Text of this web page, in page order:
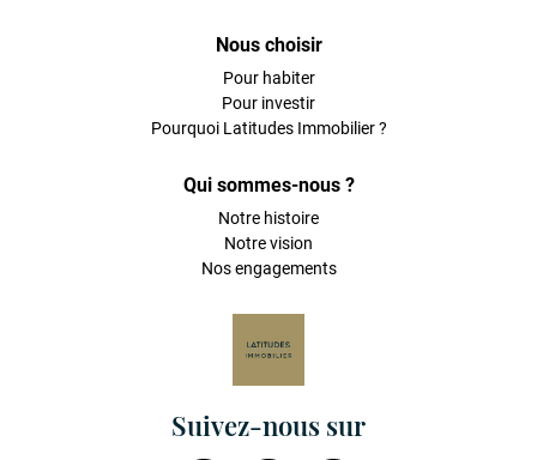
Nous choisir
Pour habiter
Pour investir
Pourquoi Latitudes Immobilier ?
Qui sommes-nous ?
Notre histoire
Notre vision
Nos engagements
Suivez-nous sur